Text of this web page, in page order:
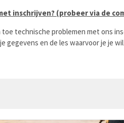
inschrijven? (probeer via de
technische problemen met ons
gegevens en de les waarvoor je je